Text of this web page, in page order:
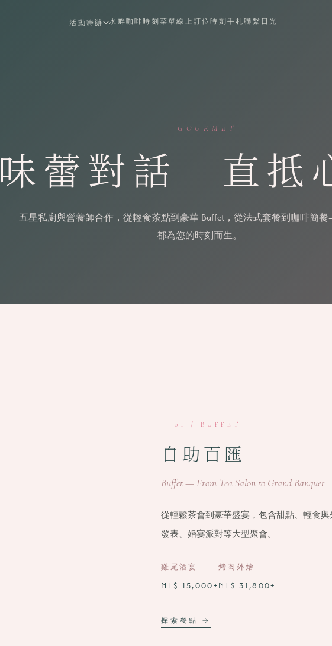
— GOURMET
味蕾對話 直抵
五星私廚與營養師合作，從輕食茶點到豪華 Buffet，從法式套餐到咖啡簡
都為您的時刻而生。
— 01 / BUFFET
自助百匯
Buffet — From Tea Salon to Grand Banquet
從輕鬆茶會到豪華盛宴，包含甜點、輕食
發表、婚宴派對等大型聚會。
雞尾酒宴
NT$ 15,000+
烤肉外燴
NT$ 31,800+
探索餐點 →
活動籌辦 水畔咖啡時刻菜單線上訂位時刻手札聯繫日光